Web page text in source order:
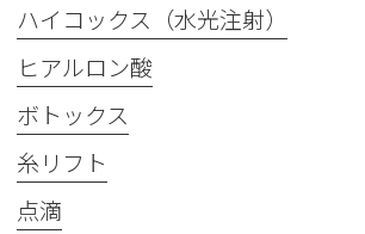
ハイコックス（水光注射）
ヒアルロン酸
ボトックス
糸リフト
点滴